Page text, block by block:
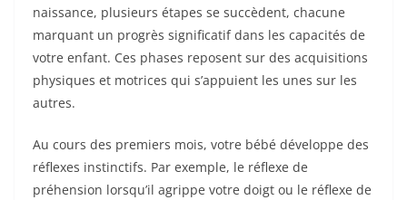
naissance, plusieurs étapes se succèdent, chacune
marquant un progrès significatif dans les capacités de
votre enfant. Ces phases reposent sur des acquisitions
physiques et motrices qui s’appuient les unes sur les
autres.
Au cours des premiers mois, votre bébé développe des
réflexes instinctifs. Par exemple, le réflexe de
préhension lorsqu’il agrippe votre doigt ou le réflexe de